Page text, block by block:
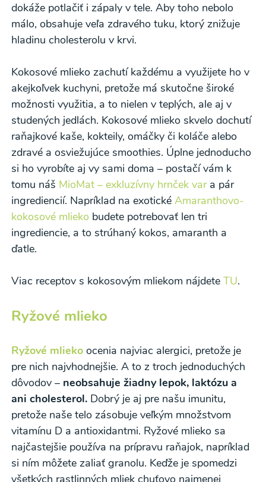
dokáže potlačiť i zápaly v tele. Aby toho nebolo
málo, obsahuje veľa zdravého tuku, ktorý znižuje
hladinu cholesterolu v krvi.
Kokosové mlieko zachutí každému a využijete ho v
akejkoľvek kuchyni, pretože má skutočne široké
možnosti využitia, a to nielen v teplých, ale aj v
studených jedlách. Kokosové mlieko skvelo dochutí
raňajkové kaše, kokteily, omáčky či koláče alebo
zdravé a osviežujúce smoothies. Úplne jednoducho
si ho vyrobíte aj vy sami doma – postačí vám k
tomu náš MioMat – exkluzívny hrnček vara pár
ingrediencií. Napríklad na exotické Amaranthovo-
kokosové mlieko budete potrebovať len tri
ingrediencie, a to strúhaný kokos, amaranth a
ďatle.
Viac receptov s kokosovým mliekom nájdete TU.
Ryžové mlieko
Ryžové mliekoocenia najviac alergici, pretože je
pre nich najvhodnejšie. A to z troch jednoduchých
dôvodov – neobsahuje žiadny lepok, laktózu a
ani cholesterol.Dobrý je aj pre našu imunitu,
pretože naše telo zásobuje veľkým množstvom
vitamínu D a antioxidantmi. Ryžové mlieko sa
najčastejšie používa na prípravu raňajok, napríklad
si ním môžete zaliať granolu. Keďže je spomedzi
Odber noviniek a akcií
Odoslaním registrácie na Newsletter súhlasím so
spracovaním osobných údajov pre účely
zasielania newsletteru a potvrdzujem, že som si
prečítal(a)informácie o Ochrane osobných
údajova súhlasím s nimi.